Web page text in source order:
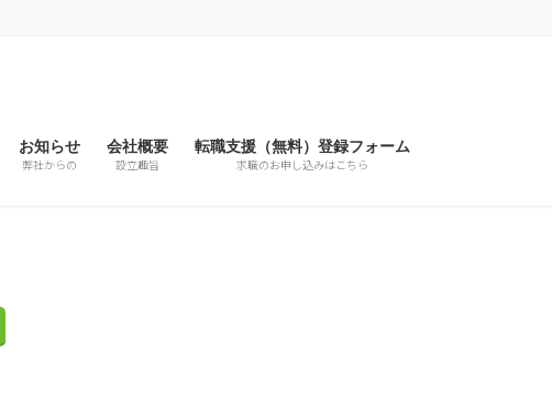
お知らせ
弊社からの
会社概要
設立趣旨
転職支援（無料）登録フォーム
求職のお申し込みはこちら